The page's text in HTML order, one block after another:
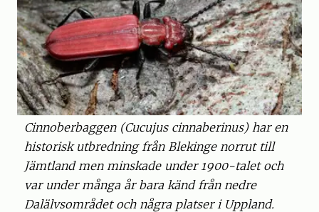
Cinnoberbaggen (Cucujus cinnaberinus) har en
historisk utbredning från Blekinge norrut till
Jämtland men minskade under 1900-talet och
var under många år bara känd från nedre
Dalälvsområdet och några platser i Uppland.